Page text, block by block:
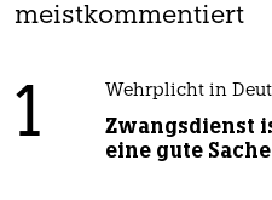
meistkommentiert
1 Wehrplicht in
Zwangsdienst
eine gute Sache